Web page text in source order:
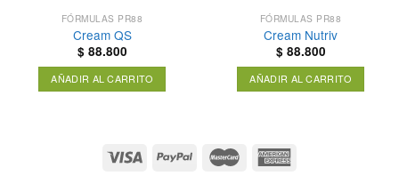
FÓRMULAS PR88
Cream QS
$ 88.800
AÑADIR AL CARRITO
FÓRMULAS PR88
Cream Nutriv
$ 88.800
AÑADIR AL CARRITO